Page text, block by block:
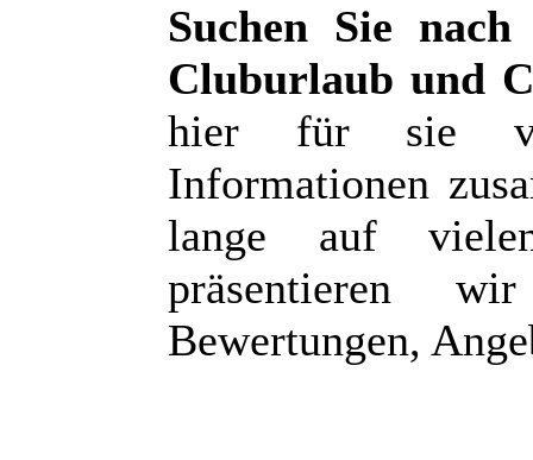
Suchen Sie
Cluburlaub und
hier für sie
Informationen
lange auf
präsentieren
Bewertungen,